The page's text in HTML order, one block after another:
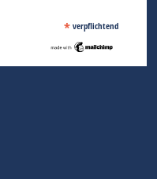
* verpflichtend